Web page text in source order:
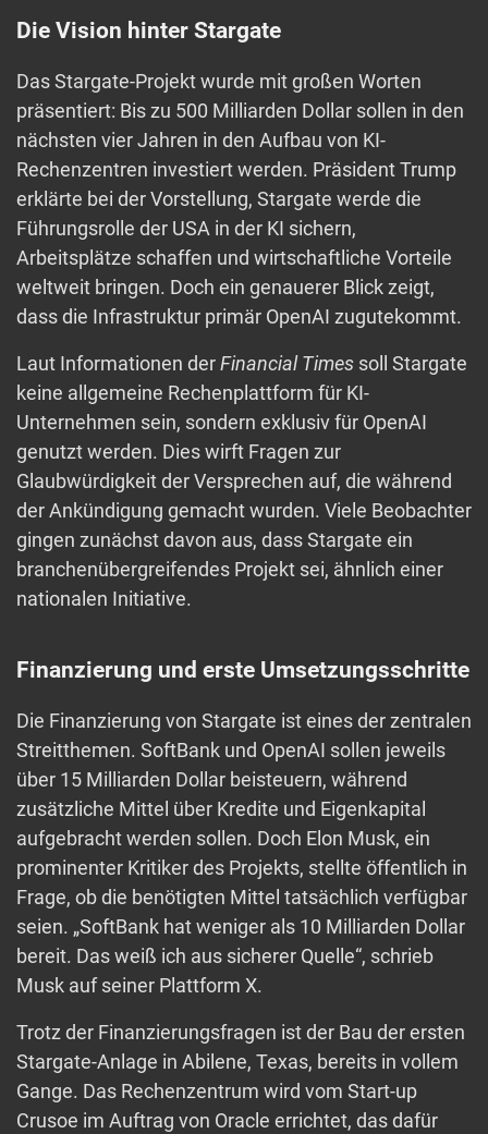
Die Vision hinter Stargate
Das Stargate-Projekt wurde mit großen Worten
präsentiert: Bis zu 500 Milliarden Dollar sollen in den
nächsten vier Jahren in den Aufbau von KI-
Rechenzentren investiert werden. Präsident Trump
erklärte bei der Vorstellung, Stargate werde die
Führungsrolle der USA in der KI sichern,
Arbeitsplätze schaffen und wirtschaftliche Vorteile
weltweit bringen. Doch ein genauerer Blick zeigt,
dass die Infrastruktur primär OpenAI zugutekommt.
Laut Informationen derFinancial Times soll Stargate
keine allgemeine Rechenplattform für KI-
Unternehmen sein, sondern exklusiv für OpenAI
genutzt werden. Dies wirft Fragen zur
Glaubwürdigkeit der Versprechen auf, die während
der Ankündigung gemacht wurden. Viele Beobachter
gingen zunächst davon aus, dass Stargate ein
branchenübergreifendes Projekt sei, ähnlich einer
nationalen Initiative.
Finanzierung und erste Umsetzungsschritte
Die Finanzierung von Stargate ist eines der zentralen
Streitthemen. SoftBank und OpenAI sollen jeweils
über 15 Milliarden Dollar beisteuern, während
zusätzliche Mittel über Kredite und Eigenkapital
aufgebracht werden sollen. Doch Elon Musk, ein
prominenter Kritiker des Projekts, stellte öffentlich in
Frage, ob die benötigten Mittel tatsächlich verfügbar
seien. „SoftBank hat weniger als 10 Milliarden Dollar
bereit. Das weiß ich aus sicherer Quelle“, schrieb
Musk auf seiner Plattform X.
Trotz der Finanzierungsfragen ist der Bau der ersten
Stargate-Anlage in Abilene, Texas, bereits in vollem
Gange. Das Rechenzentrum wird vom Start-up
Crusoe im Auftrag von Oracle errichtet, das dafür